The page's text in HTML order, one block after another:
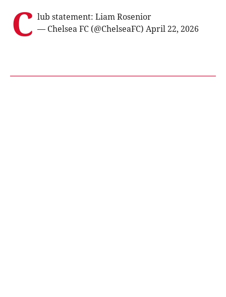
C lub statement: Liam Rosenior
— Chelsea FC (@ChelseaFC) April 22, 2026